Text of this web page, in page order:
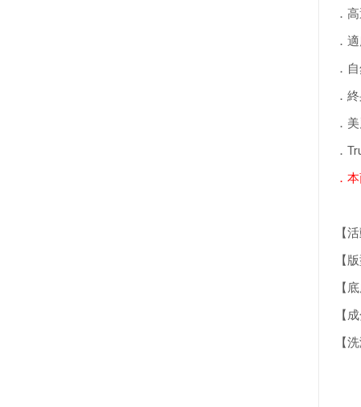
．
．
．
．
．
．
．
【
【
【
【
【